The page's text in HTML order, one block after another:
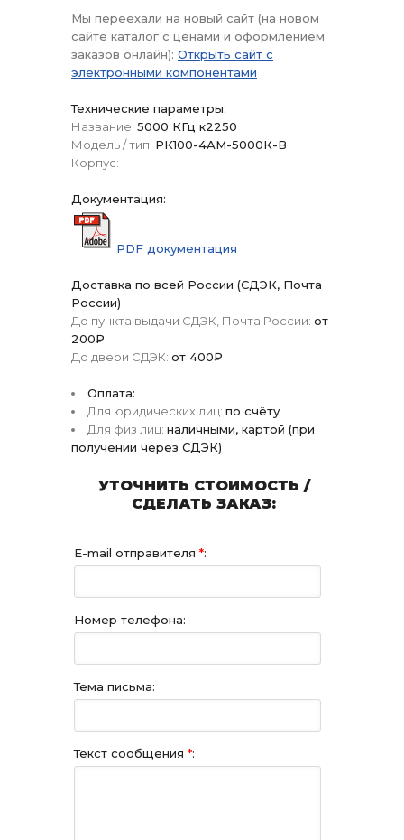
Мы переехали на новый сайт (на новом
сайте каталог с ценами и оформлением
заказов онлайн): Открыть сайт с
электронными компонентами
Технические параметры:
Название: 5000 КГц к2250
Модель / тип: РК100-4АМ-5000К-В
Корпус:
Документация:
PDF документация
Доставка по всей России (СДЭК, Почта
России)
До пункта выдачи СДЭК, Почта России: от
200₽
До двери СДЭК: от 400₽
Оплата:
Для юридических лиц: по счёту
Для физ лиц: наличными, картой (при
получении через СДЭК)
УТОЧНИТЬ СТОИМОСТЬ /
СДЕЛАТЬ ЗАКАЗ:
E-mail отправителя *:
Номер телефона:
Тема письма:
Текст сообщения *: